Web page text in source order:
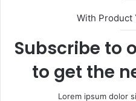
With Product
Subscribe to
to get the
Lorem ipsum dolor